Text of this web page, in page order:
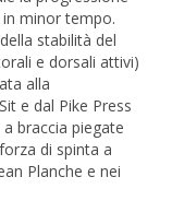
minor tempo.
stabilità del
e dorsali attivi)
alla
e dal Pike Press
braccia piegate
di spinta a
Planche e nei